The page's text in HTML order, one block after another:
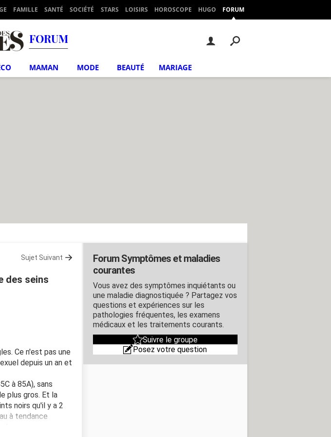
FAMILLE SANTÉ SOCIÉTÉ STARS LOISIRS HOROSCOPE HUGO FORUM
FORUM
MAMAN MODE BEAUTÉ MARIAGE
Sujet Suivant
des seins
Ce n'est pas une
depuis un an et
à 85A), sans
plus gros. Et la
noirs qu'il y a 2
à tendance
Forum Symptômes et maladies
courantes
Vous avez des symptômes inquiétants ou
une maladie diagnostiquée ? Partagez vos
questions et expériences sur les
pathologies fréquentes, les examens
médicaux et les traitements courants.
Suivre le groupe
Posez votre question